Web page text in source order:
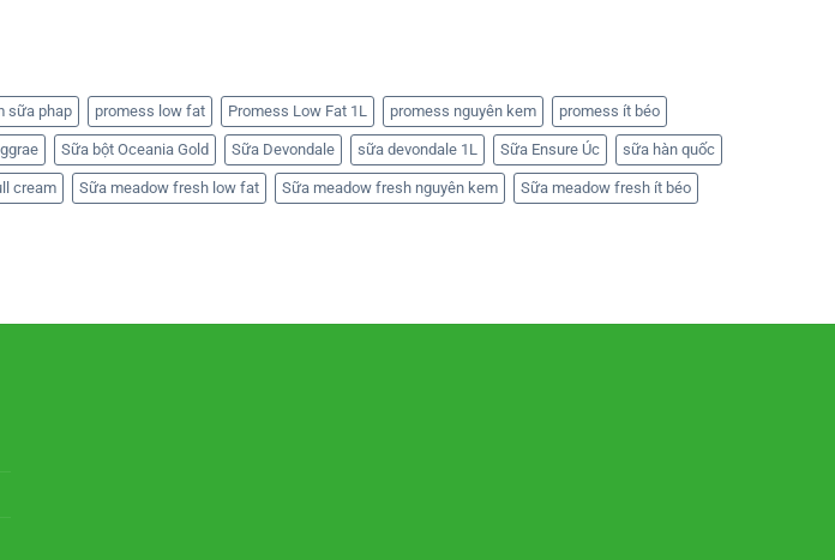
sữa phap promess low fat Promess Low Fat 1L promess nguyên kem promess ít béo
Sữa bột Oceania Gold Sữa Devondale sữa devondale 1L Sữa Ensure Úc sữa hàn quốc
cream Sữa meadow fresh low fat Sữa meadow fresh nguyên kem Sữa meadow fresh ít béo